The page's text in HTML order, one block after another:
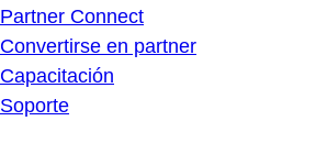
Partner Connect
Convertirse en partner
Capacitación
Soporte